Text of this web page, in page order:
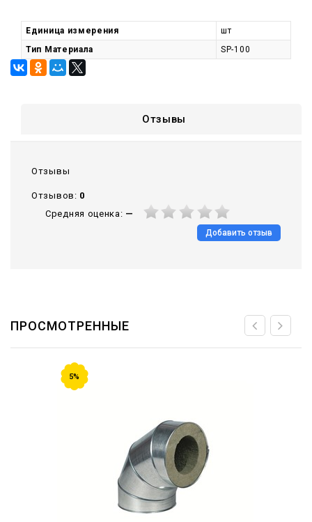
Единица измерения
шт
Тип Материала
SP-100
Отзывы
Отзывы
Отзывов: 0
Средняя оценка: —
Добавить отзыв
ПРОСМОТРЕННЫЕ
5%